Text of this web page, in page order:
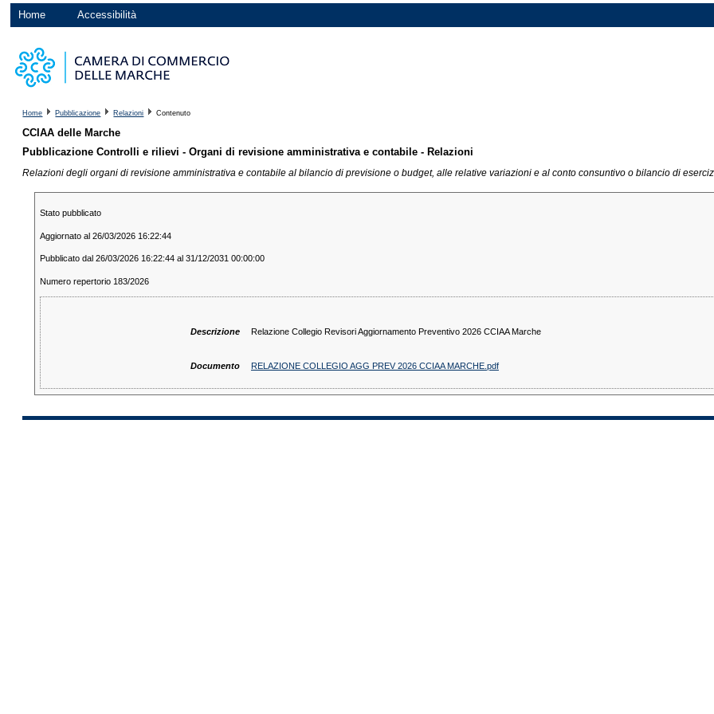
Home Accessibilità
Home Pubblicazione Relazioni Contenuto
CCIAA delle Marche
Pubblicazione Controlli e rilievi - Organi di revisione amministrativa e contabile - Relazioni
Relazioni degli organi di revisione amministrativa e contabile al bilancio di previsione o budget, alle relative variazioni e al conto consuntivo o bilancio di
Stato pubblicato
Aggiornato al 26/03/2026 16:22:44
Pubblicato dal 26/03/2026 16:22:44 al 31/12/2031 00:00:00
Numero repertorio 183/2026
Descrizione Relazione Collegio Revisori Aggiornamento Preventivo 2026 CCIAA Marche
Documento RELAZIONE COLLEGIO AGG PREV 2026 CCIAA MARCHE.pdf